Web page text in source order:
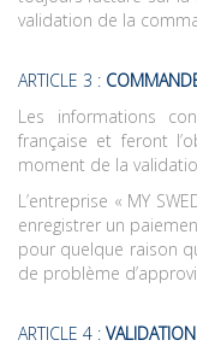
validation de la
ARTICLE 3 :
Les informations
française et feront
moment de la
L’entreprise « MY
enregistrer un
pour quelque raison
de problème
ARTICLE 4 :